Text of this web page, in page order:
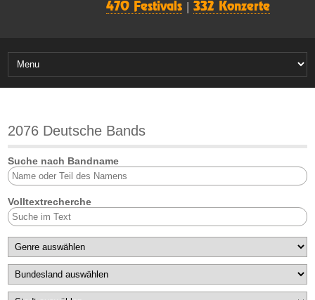
470 Festivals |332 Konzerte
2076 Deutsche Bands
Suche nach Bandname
Volltextrecherche